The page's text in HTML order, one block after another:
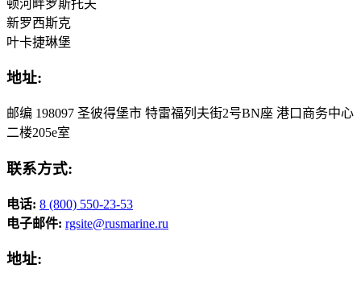
顿河畔罗斯托夫
新罗西斯克
叶卡捷琳堡
地址:
邮编 198097 圣彼得堡市 特雷福列夫街2号BN座 港口商务中心
二楼205e室
联系方式:
电话: 8 (800) 550-23-53
电子邮件: rgsite@rusmarine.ru
地址: